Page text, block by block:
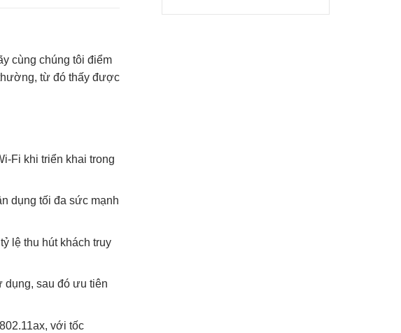
cùng chúng tôi điểm
từ đó thấy được
Fi khi triển khai trong
dụng tối đa sức mạnh
lệ thu hút khách truy
dụng, sau đó ưu tiên
với tốc